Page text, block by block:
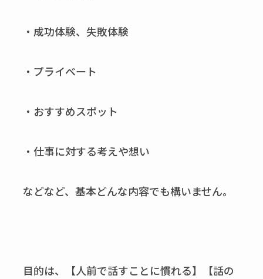
・成功体験、失敗体験
・プライベート
・おすすめスポット
・仕事に対する考えや想い
などなど、基本どんな内容でも構いません。
目的は、【人前で話すことに慣れる】【話の